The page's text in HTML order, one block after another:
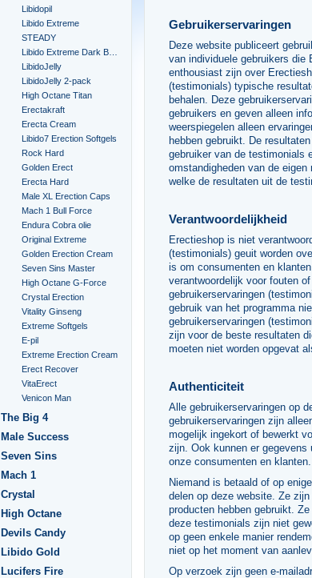
Libidopil
Libido Extreme
STEADY
LibidoJelly
LibidoJelly 2-pack
High Octane Titan
Erectakraft
Erecta Cream
Libido7 Erection Softgels
Rock Hard
Golden Erect
Erecta Hard
Male XL Erection Caps
Mach 1 Bull Force
Endura Cobra olie
Original Extreme
Golden Erection Cream
Seven Sins Master
High Octane G-Force
Crystal Erection
Vitality Ginseng
Extreme Softgels
E-pil
Extreme Erection Cream
Erect Recover
VitaErect
Venicon Man
The Big 4
Male Success
Seven Sins
Mach 1
Crystal
High Octane
Devils Candy
Libido Gold
Lucifers Fire
Gebruikerservaringen
Deze website publiceert
van individuele gebruikers die
enthousiast zijn over
(testimonials) typische
behalen. Deze
gebruikers en geven alleen
weerspiegelen alleen
hebben gebruikt. De
gebruiker van de testimonials
omstandigheden van de
welke de resultaten uit de
Verantwoordelijkheid
Erectieshop is niet
(testimonials) geuit worden
is om consumenten en
verantwoordelijk voor fouten
gebruikerservaringen
gebruik van het programma
gebruikerservaringen
zijn voor de beste resultaten
moeten niet worden opgevat
Authenticiteit
Alle gebruikerservaringen op
gebruikerservaringen zijn
mogelijk ingekort of bewerkt
zijn. Ook kunnen er gegevens
onze consumenten en klanten.
Niemand is betaald of op
delen op deze website. Ze
producten hebben gebruikt.
deze testimonials zijn niet
op geen enkele manier
niet op het moment van
Op verzoek zijn geen e-